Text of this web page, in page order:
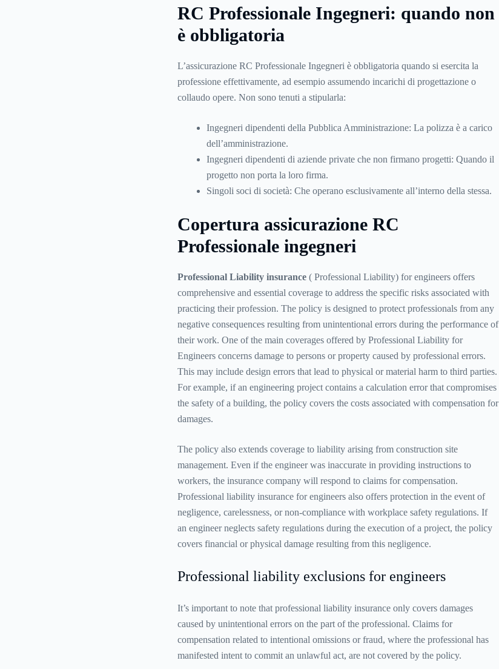
RC Professionale Ingegneri: quando non
è obbligatoria
L’assicurazione RC Professionale Ingegneri è obbligatoria quando si esercita la
professione effettivamente, ad esempio assumendo incarichi di progettazione o
collaudo opere. Non sono tenuti a stipularla:
Ingegneri dipendenti della Pubblica Amministrazione: La polizza è a carico
dell’amministrazione.
Ingegneri dipendenti di aziende private che non firmano progetti: Quando il
progetto non porta la loro firma.
Singoli soci di società: Che operano esclusivamente all’interno della stessa.
Copertura assicurazione RC
Professionale ingegneri
Professional Liability insurance( Professional Liability) for engineers offers
comprehensive and essential coverage to address the specific risks associated with
practicing their profession. The policy is designed to protect professionals from any
negative consequences resulting from unintentional errors during the performance of
their work. One of the main coverages offered by Professional Liability for
Engineers concerns damage to persons or property caused by professional errors.
This may include design errors that lead to physical or material harm to third parties.
For example, if an engineering project contains a calculation error that compromises
the safety of a building, the policy covers the costs associated with compensation for
damages.
The policy also extends coverage to liability arising from construction site
management. Even if the engineer was inaccurate in providing instructions to
workers, the insurance company will respond to claims for compensation.
Professional liability insurance for engineers also offers protection in the event of
negligence, carelessness, or non-compliance with workplace safety regulations. If
an engineer neglects safety regulations during the execution of a project, the policy
covers financial or physical damage resulting from this negligence.
Professional liability exclusions for engineers
It’s important to note that professional liability insurance only covers damages
caused by unintentional errors on the part of the professional. Claims for
compensation related to intentional omissions or fraud, where the professional has
manifested intent to commit an unlawful act, are not covered by the policy.